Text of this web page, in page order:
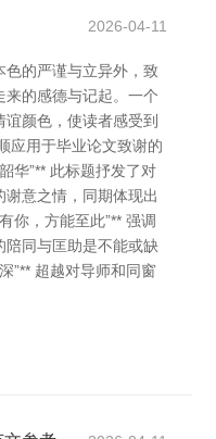
2026-04-11
色的严谨与立异外，致
的感德与记起。一个
颜色，使读者感受到
应用于毕业论文致谢的
华”** 此标题抒发了对
意之情，同期体现出
你，方能至此”** 强调
陪同与匡助是不能或缺
”** 超越对导师和同窗